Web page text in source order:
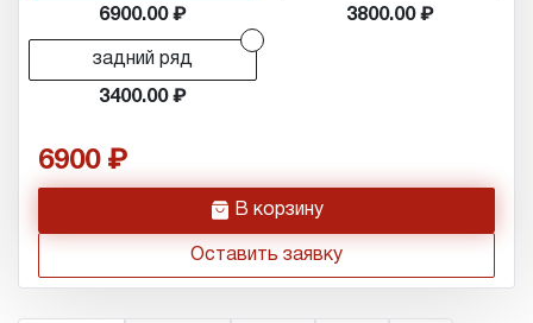
6900.00 3800.00
задний ряд
3400.00
6900
h В корзину
Оставить заявку